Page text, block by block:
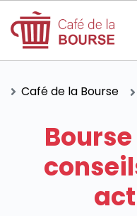
Café de la Bourse